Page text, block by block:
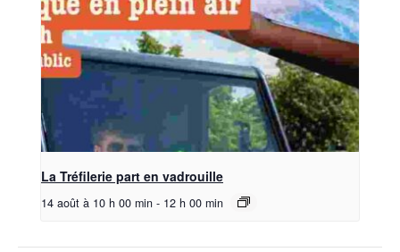
La Tréfilerie part en vadrouille
14 août à 10 h 00 min - 12 h 00 min